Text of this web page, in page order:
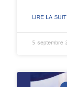
LIRE LA
5 septembre